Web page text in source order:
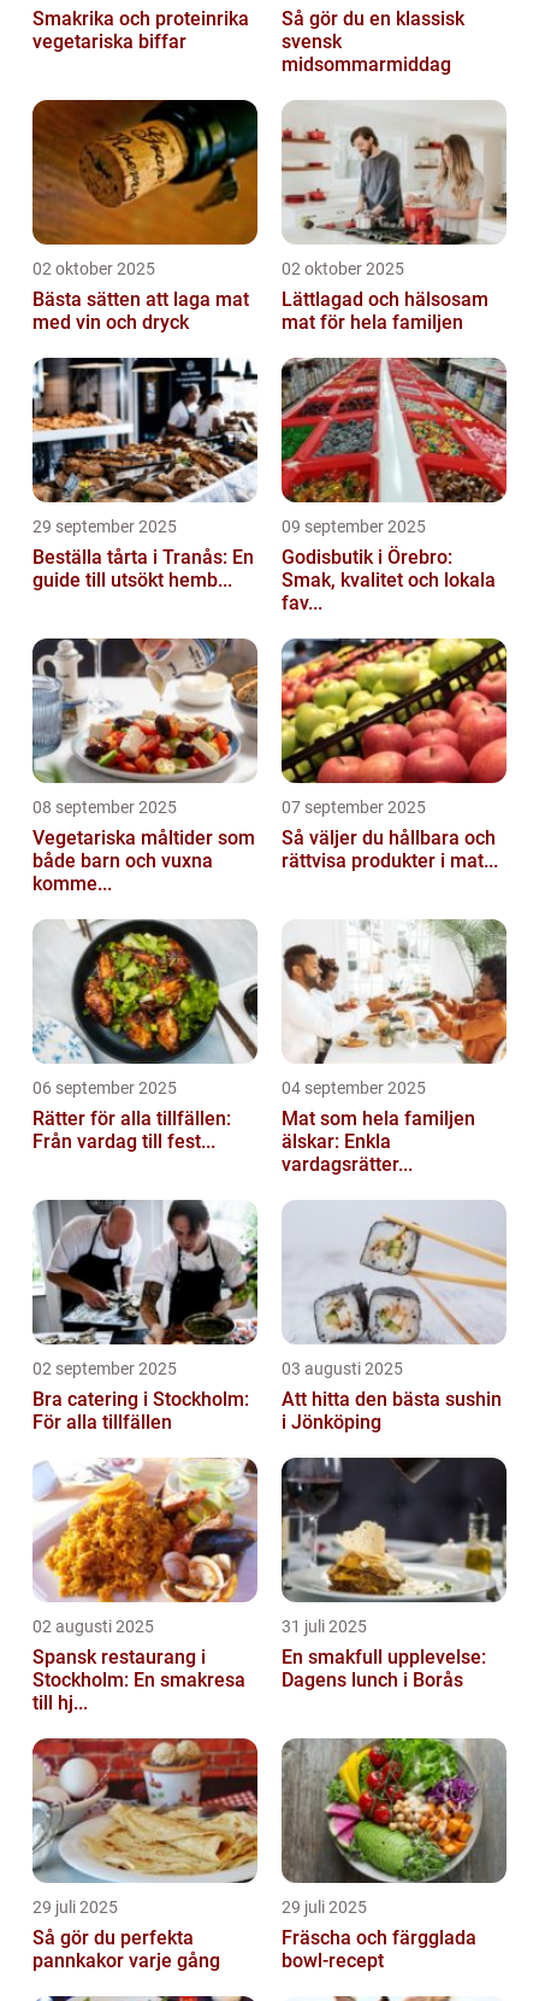
Smakrika och proteinrika
vegetariska biffar
Så gör du en klassisk
svensk
midsommarmiddag
02 oktober 2025
Bästa sätten att laga mat
med vin och dryck
02 oktober 2025
Lättlagad och hälsosam
mat för hela familjen
29 september 2025
Beställa tårta i Tranås: En
guide till utsökt hemb...
09 september 2025
Godisbutik i Örebro:
Smak, kvalitet och lokala
fav...
08 september 2025
Vegetariska måltider som
både barn och vuxna
komme...
07 september 2025
Så väljer du hållbara och
rättvisa produkter i mat...
06 september 2025
Rätter för alla tillfällen:
Från vardag till fest...
04 september 2025
Mat som hela familjen
älskar: Enkla
vardagsrätter...
02 september 2025
Bra catering i Stockholm:
För alla tillfällen
03 augusti 2025
Att hitta den bästa sushin
i Jönköping
02 augusti 2025
Spansk restaurang i
Stockholm: En smakresa
till hj...
31 juli 2025
En smakfull upplevelse:
Dagens lunch i Borås
29 juli 2025
Så gör du perfekta
pannkakor varje gång
29 juli 2025
Fräscha och färgglada
bowl-recept